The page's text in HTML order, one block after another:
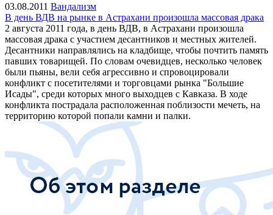
03.08.2011 Вандализм
В день ВДВ на рынке в Астрахани произошла массовая драка
2 августа 2011 года, в день ВДВ, в Астрахани произошла
массовая драка с участием десантников и местных жителей.
Десантники направлялись на кладбище, чтобы почтить память
павших товарищей. По словам очевидцев, несколько человек
были пьяны, вели себя агрессивно и спровоцировали
конфликт с посетителями и торговцами рынка "Большие
Исады", среди которых много выходцев с Кавказа. В ходе
конфликта пострадала расположенная поблизости мечеть, на
территорию которой попали камни и палки.